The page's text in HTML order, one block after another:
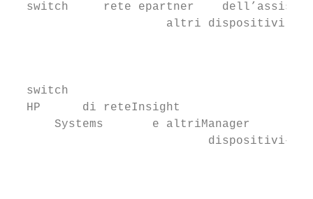
switch     rete epartner
altri dispositivi
  switch
  HP      di reteInsight
      Systems       e altriManager